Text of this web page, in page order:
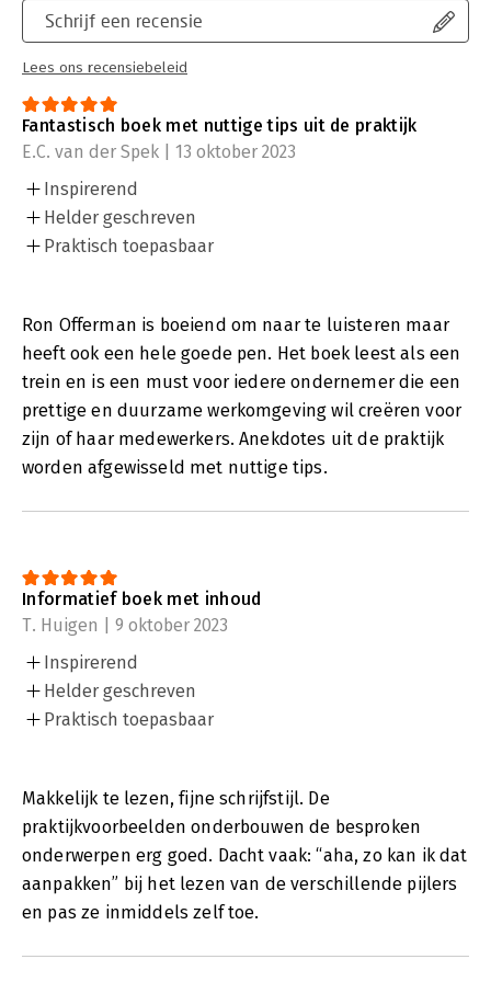
ervoor dat het luchtig blijft met behoud van zeer informatieve
waarde. De manier waarop het is opgezet, zorgt ervoor dat je in
je gedachten direct gaat zoeken naar vergelijkbare situaties en
dat maakt de informatie direct toepasbaar. Heerlijk om in één
keer te lezen, maar ik vind het ook een handboek dat je altijd
in de buurt wilt hebben." - Daan Bakker, Consultant, Alklima
Schrijf een recensie
Lees ons recensiebeleid
Fantastisch boek met nuttige tips uit de praktijk
E.C. van der Spek | 13 oktober 2023
Inspirerend
Helder geschreven
Praktisch toepasbaar
Ron Offerman is boeiend om naar te luisteren maar
heeft ook een hele goede pen. Het boek leest als een
trein en is een must voor iedere ondernemer die een
prettige en duurzame werkomgeving wil creëren voor
zijn of haar medewerkers. Anekdotes uit de praktijk
worden afgewisseld met nuttige tips.
Informatief boek met inhoud
T. Huigen | 9 oktober 2023
Inspirerend
Helder geschreven
Praktisch toepasbaar
Makkelijk te lezen, fijne schrijfstijl. De
praktijkvoorbeelden onderbouwen de besproken
onderwerpen erg goed. Dacht vaak: “aha, zo kan ik dat
aanpakken” bij het lezen van de verschillende pijlers
en pas ze inmiddels zelf toe.